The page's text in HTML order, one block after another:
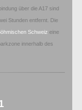
über die A17 sind
Stunden entfernt. Die
Schweiz eine
innerhalb des